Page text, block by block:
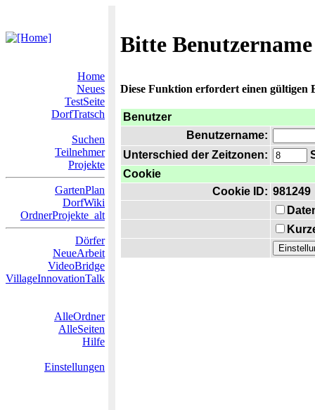
Bitte
Home
Neues
TestSeite
DorfTratsch
Suchen
Teilnehmer
Projekte
GartenPlan
DorfWiki
OrdnerProjekte_alt
Dörfer
NeueArbeit
VideoBridge
VillageInnovationTalk
AlleOrdner
AlleSeiten
Hilfe
Einstellungen
Diese Funktion erfordert einen gültigen
Benutzer
Benutzername:
Unterschied der Zeitzonen:
Cookie
Cookie ID: 981249